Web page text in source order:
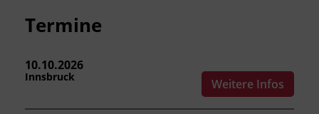
auswählen.
durchführen.
Termine
10.10.2026
Innsbruck Weitere Infos